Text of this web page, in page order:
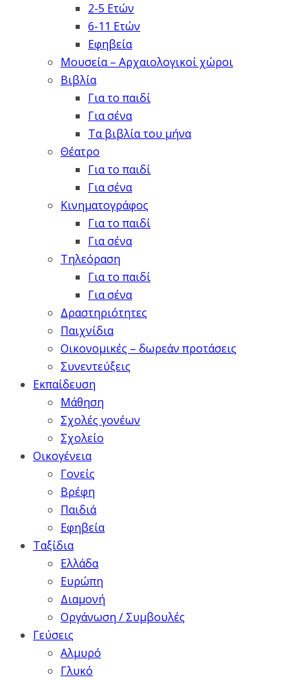
2-5 Ετών
6-11 Ετών
Εφηβεία
Μουσεία – Αρχαιολογικοί χώροι
Βιβλία
Για το παιδί
Για σένα
Τα βιβλία του μήνα
Θέατρο
Για το παιδί
Για σένα
Κινηματογράφος
Για το παιδί
Για σένα
Τηλεόραση
Για το παιδί
Για σένα
Δραστηριότητες
Παιχνίδια
Οικονομικές – δωρεάν προτάσεις
Συνεντεύξεις
Εκπαίδευση
Μάθηση
Σχολές γονέων
Σχολείο
Οικογένεια
Γονείς
Βρέφη
Παιδιά
Εφηβεία
Ταξίδια
Ελλάδα
Ευρώπη
Διαμονή
Οργάνωση / Συμβουλές
Γεύσεις
Αλμυρό
Γλυκό